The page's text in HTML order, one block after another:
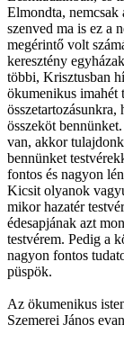
Elmondta, nemcsak
szenved ma is ez a
megérintő volt
keresztény
többi, Krisztusban
ökumenikus imahét
összeköt
van, akkor
bennünket
fontos és nagyon
Kicsit olyanok
mikor hazatér
édesapjának azt
testvérem. Pedig a
nagyon fontos
püspök.
Az ökumenikus
Szemerei János